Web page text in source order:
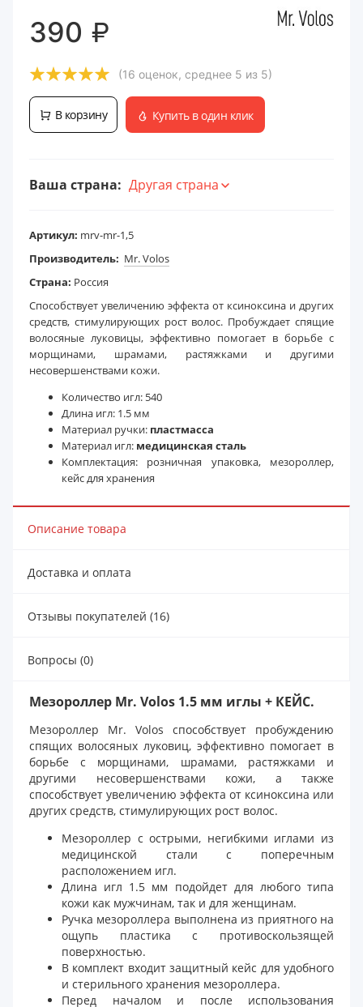
390 ₽
(16 оценок, среднее 5 из 5)
В корзину Купить в один клик
Ваша страна: Другая страна
Артикул: mrv-mr-1,5
Производитель: Mr. Volos
Страна: Россия
Способствует увеличению эффекта от ксиноксина и других
средств, стимулирующих рост волос. Пробуждает спящие
волосяные луковицы, эффективно помогает в борьбе с
морщинами, шрамами, растяжками и другими
несовершенствами кожи.
Количество игл: 540
Длина игл: 1.5 мм
Материал ручки: пластмасса
Материал игл: медицинская сталь
Комплектация: розничная упаковка, мезороллер,
кейс для хранения
Описание товара
Доставка и оплата
Отзывы покупателей (16)
Вопросы (0)
Мезороллер Mr. Volos 1.5 мм иглы + КЕЙС.
Мезороллер Mr. Volos способствует пробуждению
спящих волосяных луковиц, эффективно помогает в
борьбе с морщинами, шрамами, растяжками и
другими несовершенствами кожи, а также
способствует увеличению эффекта от ксиноксина или
других средств, стимулирующих рост волос.
Мезороллер с острыми, негибкими иглами из
медицинской стали с поперечным
расположением игл.
Длина игл 1.5 мм подойдет для любого типа
кожи как мужчинам, так и для женщинам.
Ручка мезороллера выполнена из приятного на
ощупь пластика с противоскользящей
поверхностью.
В комплект входит защитный кейс для удобного
и стерильного хранения мезороллера.
Перед началом и после использования